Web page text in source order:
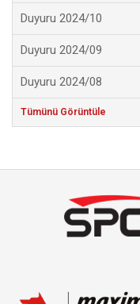
Duyuru 2024/10
Duyuru 2024/09
Duyuru 2024/08
Tümünü Görüntüle